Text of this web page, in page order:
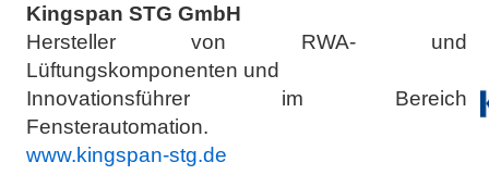
Kingspan STG GmbH
Hersteller von RWA- und
Lüftungskomponenten und
Innovationsführer im Bereich
Fensterautomation.
www.kingspan-stg.de